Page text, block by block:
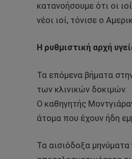
κατανοήσουμε ότι οι
νέοι ιοί, τόνισε ο
Η ρυθμιστική αρχή
Τα επόμενα βήματα
των κλινικών δοκιμών.
Ο καθηγητής
άτομα που έχουν ήδη
Τα αισιόδοξα μηνύματα